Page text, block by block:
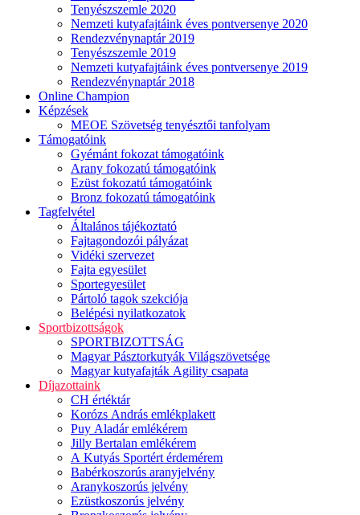
Tenyészszemle 2020
Nemzeti kutyafajtáink éves pontversenye 2020
Rendezvénynaptár 2019
Tenyészszemle 2019
Nemzeti kutyafajtáink éves pontversenye 2019
Rendezvénynaptár 2018
Online Champion
Képzések
MEOE Szövetség tenyésztői tanfolyam
Támogatóink
Gyémánt fokozat támogatóink
Arany fokozatú támogatóink
Ezüst fokozatú támogatóink
Bronz fokozatú támogatóink
Tagfelvétel
Általános tájékoztató
Fajtagondozói pályázat
Vidéki szervezet
Fajta egyesület
Sportegyesület
Pártoló tagok szekciója
Belépési nyilatkozatok
Sportbizottságok
SPORTBIZOTTSÁG
Magyar Pásztorkutyák Világszövetsége
Magyar kutyafajták Agility csapata
Díjazottaink
CH értéktár
Korózs András emlékplakett
Puy Aladár emlékérem
Jilly Bertalan emlékérem
A Kutyás Sportért érdemérem
Babérkoszorús aranyjelvény
Aranykoszorús jelvény
Ezüstkoszorús jelvény